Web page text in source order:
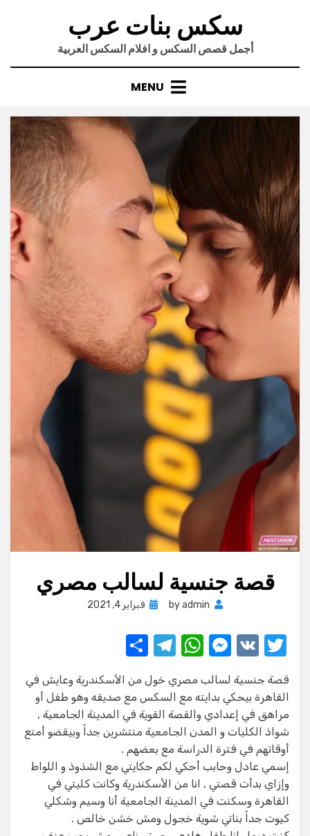
سكس بنات عرب
أجمل قصص السكس و افلام السكس العربية
MENU
قصة جنسية لسالب مصري
byadmin
Posted
فبراير 4, 2021
T
it
te
r
V
M
ss
e
n
g
er
W
at
s
A
p
p
T
e
gr
a
m
h
ar
e
قصة جنسية لسالب مصري خول من الأسكندرية وعايش في
القاهرة بيحكي بدايته مع السكس مع صديقه وهو طفل أو
مراهق في إعدادي والقصة القوية في المدينة الجامعية ,
شواذ الكليات و المدن الجامعية منتشرين جداً وبيقضو أمتع
أوقاتهم في فترة الدراسة مع بعضهم .
إسمي عادل وحابب أحكي لكم حكايتي مع الشذوذ و اللواط
وإزاي بدأت قصتي , انا من الأسكندرية وكانت كليتي في
القاهرة وسكنت في المدينة الجامعية أنا وسيم وشكلي
كيوت جداً بناتي شوية خجول ومش خشن خالص .